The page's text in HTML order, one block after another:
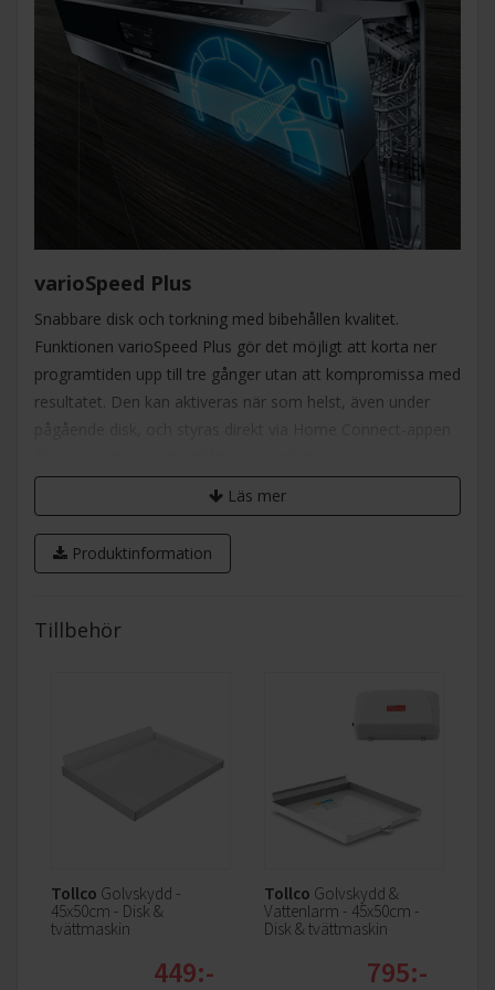
varioSpeed Plus
Snabbare disk och torkning med bibehållen kvalitet.
Funktionen varioSpeed Plus gör det möjligt att korta ner
programtiden upp till tre gånger utan att kompromissa med
resultatet. Den kan aktiveras när som helst, även under
vattenfördelning och effektivare rengöring. Diskningen blir
noggrannare även i trånga utrymmen och resultatet blir
Läs mer
Produktinformation
Tillbehör
Tollco Golvskydd -
45x50cm - Disk &
tvättmaskin
449:-
Tollco Golvskydd &
Vattenlarm - 45x50cm -
Disk & tvättmaskin
795:-